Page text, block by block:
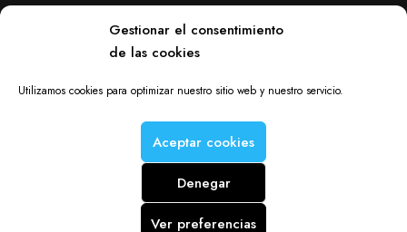
Gestionar el consentimiento
de las cookies
Utilizamos cookies para optimizar nuestro sitio web y nuestro servicio.
Aceptar cookies
Denegar
Ver preferencias
Eventos a medida
Hidden Kitchen Business
Chefs(in) is a Deacorde brand © Copyright 2012-2025. All rights